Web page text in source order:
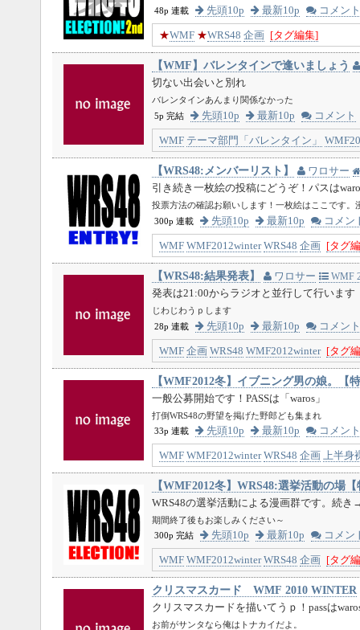
48p 連載
先頭10p 最新10p コメント
★WMF ★WRS48 企画 [タグ編集]
【WMF】バレンタインで逢いましょう
切ない出会いと別れ
バレンタインあんまり関係なかった
5p 完結
先頭10p 最新10p コメント
WMF テーマ部門「バレンタイン」
【WRS48:メンバーリスト】
ワロサー
引き続き一枚絵の投稿にどうぞ！パスは
投票方法の確認お願いします！一枚絵はここです。
300p 連載
先頭10p 最新10p コメン
WMF WMF2012winter WRS48 企画 [タグ
【WRS48:結果発表】 ワロサー
WMF
発表は21:00からラジオと並行して行います
じわじわうｐします
28p 連載
先頭10p 最新10p コメント
WMF 企画 WRS48 WMF2012winter [タグ
【WMF2012冬】イブニング男の娘。【
一般公募開始です！PASSは「waros」
打倒WRS48の野望を掲げた野郎ども集まれ
33p 連載
先頭10p 最新10p コメント
WMF WMF2012winter WRS48 企画 上半身
【WMF2012冬】WRS48:選挙活動の場
WRS48の選挙活動による漫画群です。続き
期間終了後もお楽しみください～
300p 完結
先頭10p 最新10p コメン
WMF WMF2012winter WRS48 企画 [タグ
クリスマスカード WMF 2010 WINTER
クリスマスカードを描いてうｐ！passは
お前がサンタなら俺はトナカイだよ。